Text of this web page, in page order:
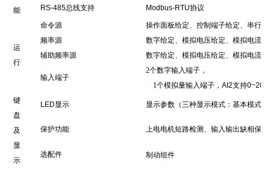
能
RS-485总线支持 Modbus-RTU协议
运
行
命令源
操作面板给定、控制端子给定、串行
频率源
数字给定、模拟电压给定、模拟电流
辅助频率源
数字给定、模拟电压给定、模拟电流
输入端子
2个数字输入端子，
1个模拟量输入端子， AI2支持
键
盘
及
显
示
LED显示 显示参数（三种显示模式：基本模式
保护功能 上电电机短路检测、输入输出缺相保
选配件 制动组件